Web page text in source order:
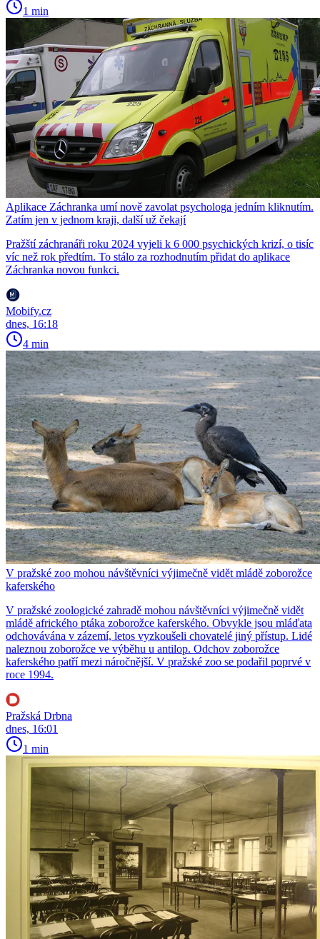
1 min
Aplikace Záchranka umí nově zavolat psychologa jedním kliknutím.
Zatím jen v jednom kraji, další už čekají
Pražští záchranáři roku 2024 vyjeli k 6 000 psychických krizí, o tisíc
víc než rok předtím. To stálo za rozhodnutím přidat do aplikace
Záchranka novou funkci.
Mobify.cz
dnes, 16:18
4 min
V pražské zoo mohou návštěvníci výjimečně vidět mládě zoborožce
kaferského
V pražské zoologické zahradě mohou návštěvníci výjimečně vidět
mládě afrického ptáka zoborožce kaferského. Obvykle jsou mláďata
odchovávána v zázemí, letos vyzkoušeli chovatelé jiný přístup. Lidé
naleznou zoborožce ve výběhu u antilop. Odchov zoborožce
kaferského patří mezi náročnější. V pražské zoo se podařil poprvé v
roce 1994.
Pražská Drbna
dnes, 16:01
1 min